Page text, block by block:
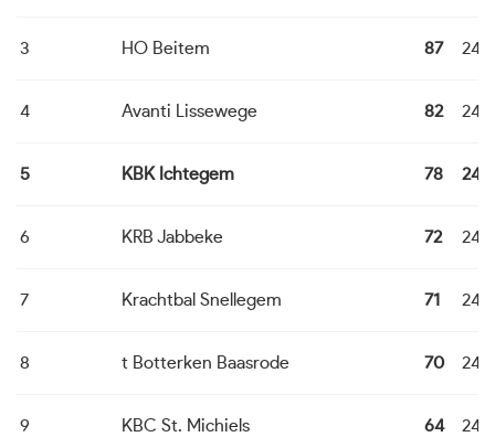
3 HO Beitem 87 24
4 Avanti Lissewege 82 24
5 KBK Ichtegem 78 24
6 KRB Jabbeke 72 24
7 Krachtbal Snellegem 71 24
8 t Botterken Baasrode 70 24
9 KBC St. Michiels 64 24